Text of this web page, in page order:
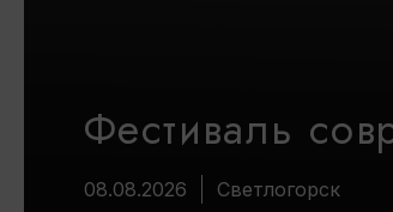
Фестиваль
08.08.2026 Светлогорск